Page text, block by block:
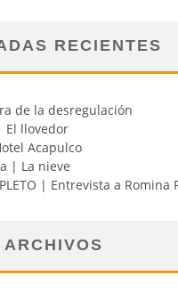
RECIENTES
de la desregulación
El llovedor
Acapulco
| La nieve
| Entrevista a Romina
ARCHIVOS